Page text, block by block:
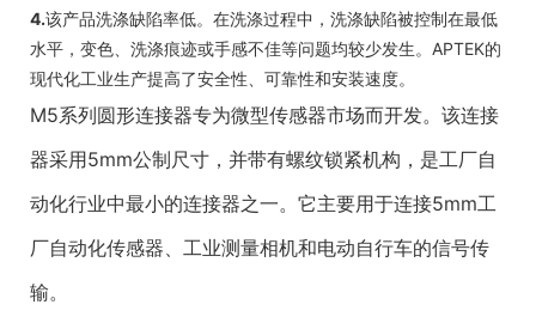
4.该产品洗涤缺陷率低。在洗涤过程中，洗涤缺陷被控制在最低
水平，变色、洗涤痕迹或手感不佳等问题均较少发生。APTEK的
现代化工业生产提高了安全性、可靠性和安装速度。
M5系列圆形连接器专为微型传感器市场而开发。该连接
器采用5mm公制尺寸，并带有螺纹锁紧机构，是工厂自
动化行业中最小的连接器之一。它主要用于连接5mm工
厂自动化传感器、工业测量相机和电动自行车的信号传
输。